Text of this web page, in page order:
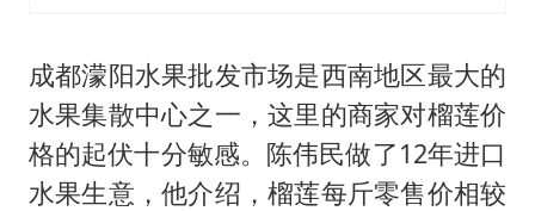
成都濛阳水果批发市场是西南地区最大的
水果集散中心之一，这里的商家对榴莲价
格的起伏十分敏感。陈伟民做了12年进口
水果生意，他介绍，榴莲每斤零售价相较